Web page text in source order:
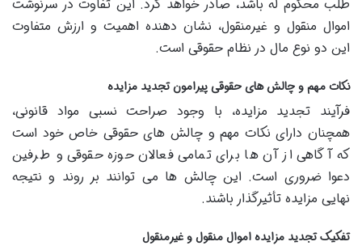
طلب محکوم له باشد، صادر خواهد کرد. این تفاوت در سرنوشت
اموال منقول و غیرمنقول، نشان دهنده اهمیت و ارزش متفاوت
این دو نوع مال در نظام حقوقی است.
نکات مهم و چالش های حقوقی پیرامون تجدید مزایده
فرآیند تجدید مزایده، با وجود صراحت نسبی مواد قانونی،
همچنان دارای نکات مهم و چالش های حقوقی خاص خود است
که آگاهی از آن ها برای تمامی فعالان حوزه حقوقی و طرفین
دعوا ضروری است. این چالش ها می توانند بر روند و نتیجه
نهایی مزایده تأثیرگذار باشند.
تفکیک تجدید مزایده اموال منقول و غیرمنقول